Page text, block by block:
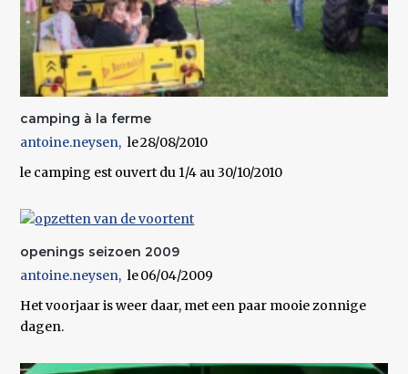
camping à la ferme
antoine.neysen
28/08/2010
le camping est ouvert du 1/4 au 30/10/2010
openings seizoen 2009
antoine.neysen
06/04/2009
Het voorjaar is weer daar, met een paar mooie zonnige
dagen.